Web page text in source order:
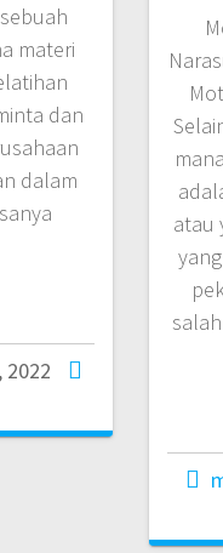
materi
dan
dalam
2022
atau